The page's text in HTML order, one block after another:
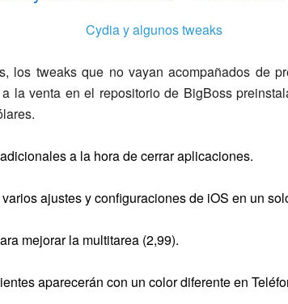
los tweaks que no vayan acompañados de
la venta en el repositorio de BigBoss
a la hora de cerrar aplicaciones.
ajustes y configuraciones de iOS en un
mejorar la multitarea (2,99).
aparecerán con un color diferente en